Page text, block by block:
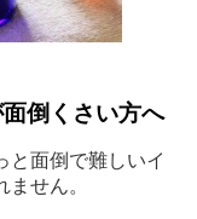
倒くさい方へ
と面倒で難しいイ
せん。